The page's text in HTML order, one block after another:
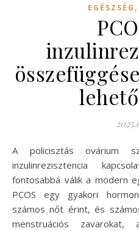
EGÉSZSÉG ,
A policisztás ovárium szindróma (PCOS) és az
inzulinrezisztencia
fontosabbá válik a modern
PCOS egy gyakori
számos nőt érint, és
menstruációs